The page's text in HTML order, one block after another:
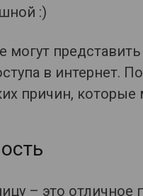
:)
в интернет.
причин, которые
– это